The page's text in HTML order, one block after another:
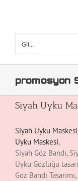
Git...
promosyon
Siyah Uyku
Siyah Uyku Maskesi
Uyku Maskesi,
Siyah Göz Bandı,
Uyku Gözlüğü
Göz Bandı